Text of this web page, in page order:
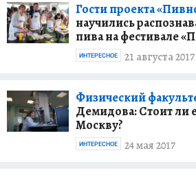
Гости проекта
научились
пива на фестивале
21 августа 2017
ИНТЕРЕСНОЕ
Физический
Демидова: Стоит ли
Москву?
24 мая 2017
ИНТЕРЕСНОЕ